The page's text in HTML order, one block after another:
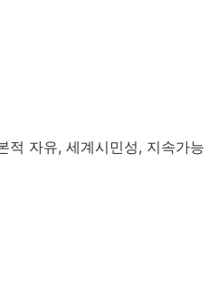
적 자유, 세계시민성, 지속가능